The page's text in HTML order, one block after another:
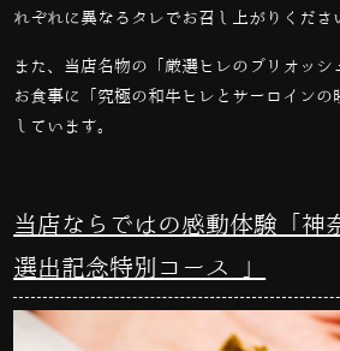
れぞれに異なるタレでお召し上がりくださ
また、当店名物の「厳選ヒレのブリオッ
お食事に「究極の和牛ヒレとサーロイン
しています。
当店ならではの感動体験「神
選出記念特別コース 」